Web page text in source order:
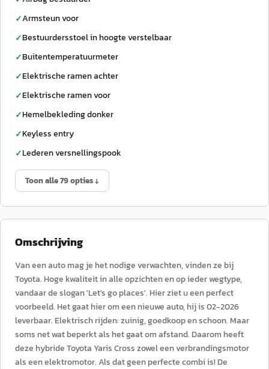
✓Armsteun voor
✓Bestuurdersstoel in hoogte verstelbaar
✓Buitentemperatuurmeter
✓Elektrische ramen achter
✓Elektrische ramen voor
✓Hemelbekleding donker
✓Keyless entry
✓Lederen versnellingspook
Toon alle 79 opties ↓
Omschrijving
Van een auto mag je het nodige verwachten, vinden ze bij
Toyota. Hoge kwaliteit in alle opzichten en op ieder wegtype,
vandaar de slogan 'Let's go places'. Hier ziet u een perfect
voorbeeld. Het gaat hier om een nieuwe auto, hij is 02-2026
leverbaar. Elektrisch rijden: zuinig, goedkoop en schoon. Maar
soms net wat beperkt als het gaat om afstand. Daarom heeft
deze hybride Toyota Yaris Cross zowel een verbrandingsmotor
als een elektromotor. Als dat geen perfecte combi is! De